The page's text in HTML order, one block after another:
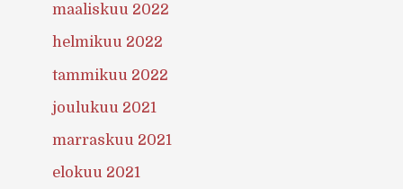
maaliskuu 2022
helmikuu 2022
tammikuu 2022
joulukuu 2021
marraskuu 2021
elokuu 2021